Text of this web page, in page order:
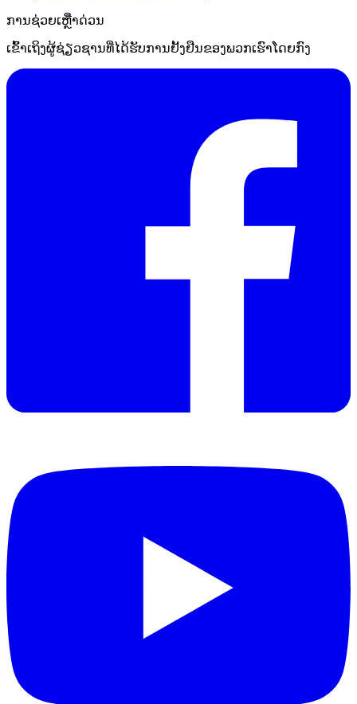
ການຊ່ວຍເຫຼືໍາດ່ວນ
ເຂົ້າເຖິງຜູ້ຊ່ຽວຊານທີ່ໄດ້ຮັບການຢັ້ງຢືນຂອງພວກເຮົາໂດຍກົງ